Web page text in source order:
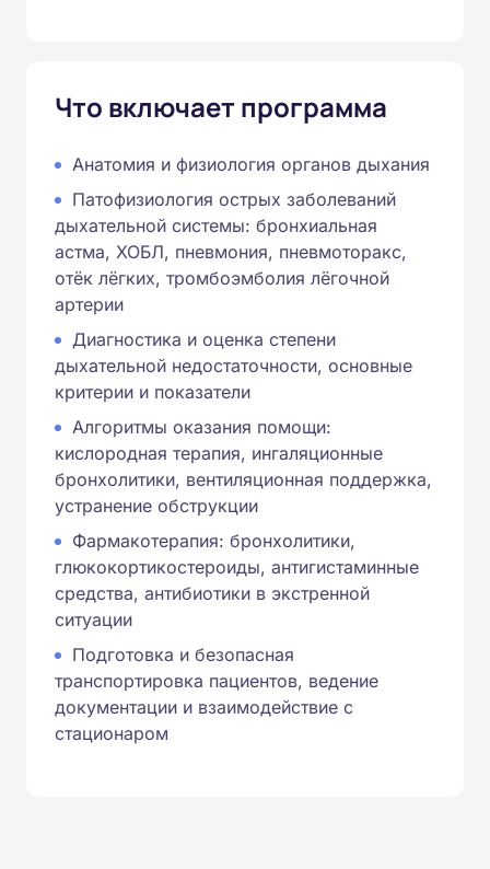
Что включает программа
Анатомия и физиология органов дыхания
Патофизиология острых заболеваний
дыхательной системы: бронхиальная
астма, ХОБЛ, пневмония, пневмоторакс,
отёк лёгких, тромбоэмболия лёгочной
артерии
Диагностика и оценка степени
дыхательной недостаточности, основные
критерии и показатели
Алгоритмы оказания помощи:
кислородная терапия, ингаляционные
бронхолитики, вентиляционная поддержка,
устранение обструкции
Фармакотерапия: бронхолитики,
глюкокортикостероиды, антигистаминные
средства, антибиотики в экстренной
ситуации
Подготовка и безопасная
транспортировка пациентов, ведение
документации и взаимодействие с
стационаром